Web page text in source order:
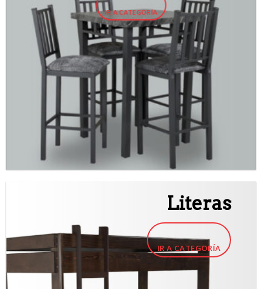
IR A CATEGORÍA
Literas
IR A CATEGORÍA